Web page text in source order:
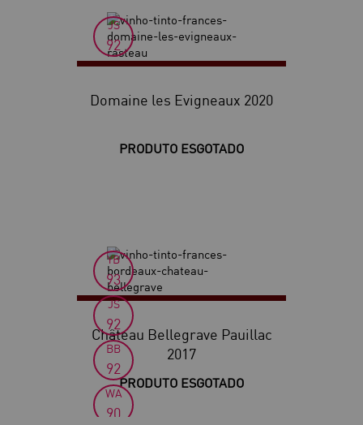
JS
92
Domaine les Evigneaux 2020
PRODUTO ESGOTADO
YB
93
JS
92
BB
92
WA
90
Château Bellegrave Pauillac
2017
PRODUTO ESGOTADO